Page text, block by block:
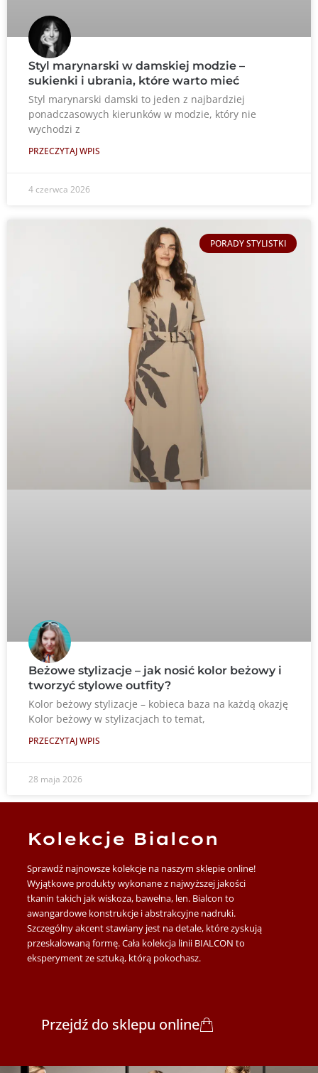
Styl marynarski w damskiej modzie –
sukienki i ubrania, które warto mieć
Styl marynarski damski to jeden z najbardziej
ponadczasowych kierunków w modzie, który nie
wychodzi z
PRZECZYTAJ WPIS
4 czerwca 2026
PORADY STYLISTKI
Beżowe stylizacje – jak nosić kolor beżowy i
tworzyć stylowe outfity?
Kolor beżowy stylizacje – kobieca baza na każdą okazję
Kolor beżowy w stylizacjach to temat,
PRZECZYTAJ WPIS
28 maja 2026
Kolekcje Bialcon
Sprawdź najnowsze kolekcje na naszym sklepie online!
Wyjątkowe produkty wykonane z najwyższej jakości
tkanin takich jak wiskoza, bawełna, len. Bialcon to
awangardowe konstrukcje i abstrakcyjne nadruki.
Szczególny akcent stawiany jest na detale, które zyskują
przeskalowaną formę. Cała kolekcja linii BIALCON to
eksperyment ze sztuką, którą pokochasz.
Przejdź do sklepu online